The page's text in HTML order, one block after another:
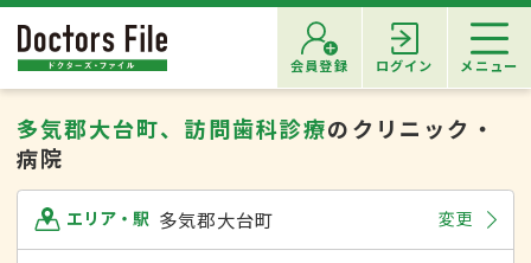
会員登録 ログイン メニュー
多気郡大台町、訪問歯科診療のクリニック・
病院
エリア・駅 多気郡大台町 変更